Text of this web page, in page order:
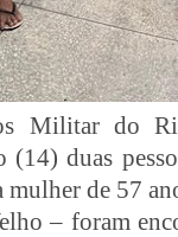
Militar do
duas
de 57
– foram